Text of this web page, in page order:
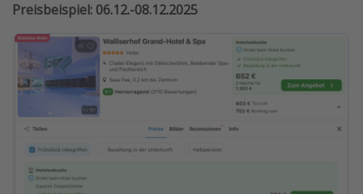
Preisbeispiel: 06.12.-08.12.2025